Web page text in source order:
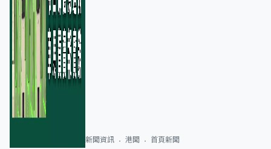
新聞資訊 港聞 首頁新聞